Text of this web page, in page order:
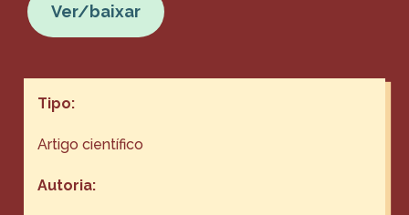
Ver/baixar
Tipo:
Artigo científico
Autoria: